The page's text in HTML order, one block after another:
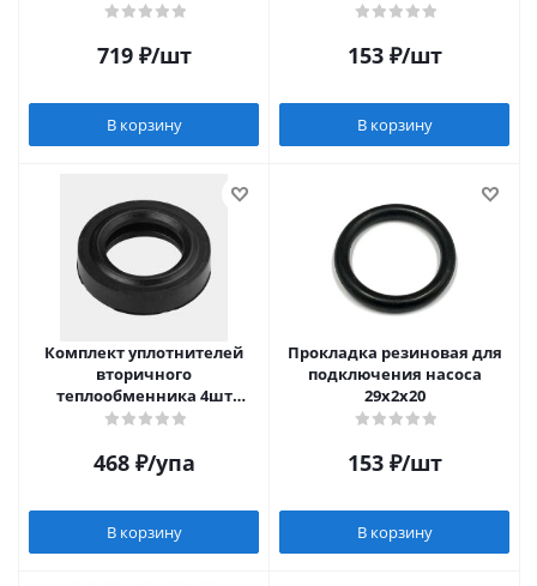
719₽/шт
В корзину
153₽/шт
В корзину
Комплект уплотнителей
вторичного
теплообменника 4шт
28х17х7.5 (для Baxi)
468₽/упа
В корзину
Прокладка резиновая для
подключения насоса
29х2х20
153₽/шт
В корзину